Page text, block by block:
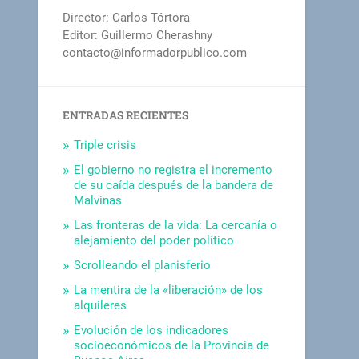
Director: Carlos Tórtora
Editor: Guillermo Cherashny
contacto@informadorpublico.com
ENTRADAS RECIENTES
Triple crisis
El gobierno no registra el incremento
de su caída después de la bandera de
Malvinas
Las fronteras de la vida: La cercanía o
alejamiento del poder político
Scrolleando el planisferio
La mentira de la «liberación» de los
alquileres
Evolución de los indicadores
socioeconómicos de la Provincia de